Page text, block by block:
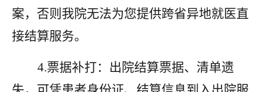
案，否则我院无法为您提供跨省异地就医直
接结算服务。
4.票据补打：出院结算票据、清单遗